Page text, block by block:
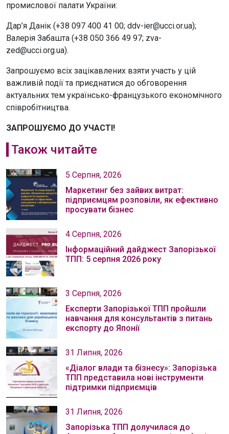
промислової палати України:
Дар’я Данік (+38 097 400 41 00; ddv-ier@ucci.or.ua);
Валерія Забашта (+38 050 366 49 97; zva-
zed@ucci.org.ua).
Запрошуємо всіх зацікавлених взяти участь у цій
важливій події та приєднатися до обговорення
актуальних тем українсько-французького економічного
співробітництва.
ЗАПРОШУЄМО ДО УЧАСТІ!
Також читайте
5 Серпня, 2026
Маркетинг без зайвих витрат:
підприємцям розповіли, як ефективно
просувати бізнес
4 Серпня, 2026
Інформаційний дайджест Запорізької
ТПП: 5 серпня 2026 року
3 Серпня, 2026
Експерти Запорізької ТПП пройшли
навчання для консультантів з питань
експорту до Японії
31 Липня, 2026
«Діалог влади та бізнесу»: Запорізька
ТПП представила нові інструменти
підтримки підприємців
31 Липня, 2026
Запорізька ТПП долучилася до